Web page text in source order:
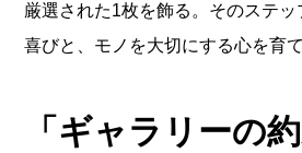
厳選された1枚を飾る。そのステ
喜びと、モノを大切にする心を育て
「ギャラリーの約